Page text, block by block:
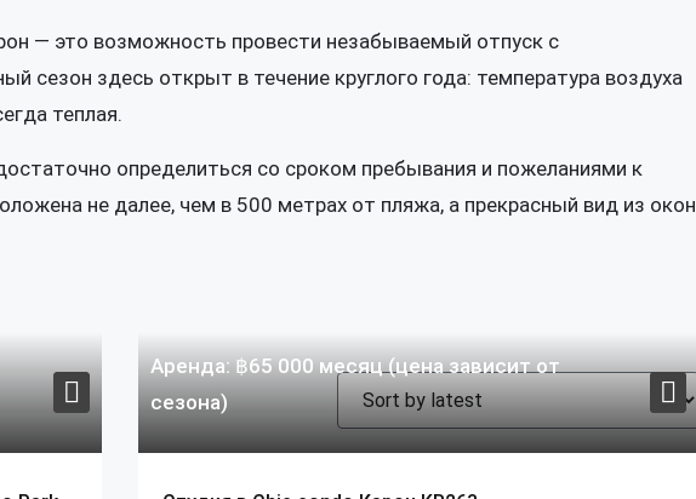
— это возможность провести незабываемый отпуск с
здесь открыт в течение круглого года: температура воздуха
теплая.
определиться со сроком пребывания и пожеланиями к
не далее, чем в 500 метрах от пляжа, а прекрасный вид из окон
Аренда: ฿65 000 месяц (цена зависит от
сезона)